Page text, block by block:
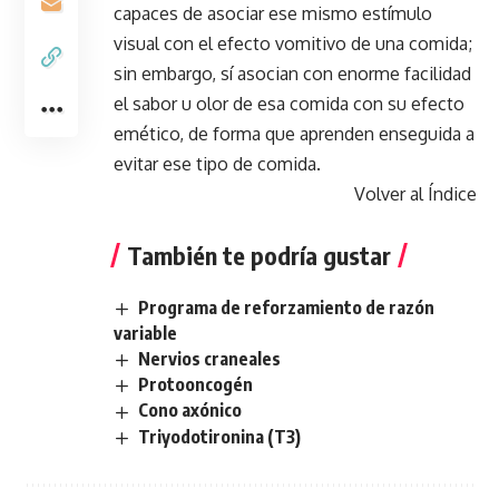
capaces de asociar ese mismo estímulo
visual con el efecto vomitivo de una comida;
sin embargo, sí asocian con enorme facilidad
el sabor u olor de esa comida con su efecto
emético, de forma que aprenden enseguida a
evitar ese tipo de comida.
Volver al Índice
También te podría gustar
Programa de reforzamiento de razón
variable
Nervios craneales
Protooncogén
Cono axónico
Triyodotironina (T3)